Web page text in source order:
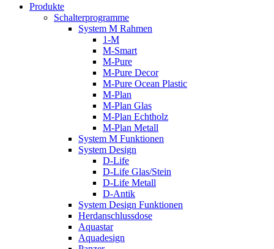
Produkte
Schalterprogramme
System M Rahmen
1-M
M-Smart
M-Pure
M-Pure Decor
M-Pure Ocean Plastic
M-Plan
M-Plan Glas
M-Plan Echtholz
M-Plan Metall
System M Funktionen
System Design
D-Life
D-Life Glas/Stein
D-Life Metall
D-Antik
System Design Funktionen
Herdanschlussdose
Aquastar
Aquadesign